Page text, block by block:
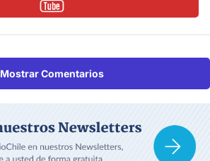
Mostrar Comentarios